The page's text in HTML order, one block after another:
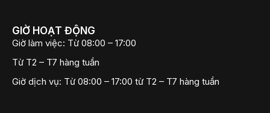
GIỜ HOẠT ĐỘNG
Giờ làm việc: Từ 08:00 – 17:00
Từ T2 – T7 hàng tuần
Giờ dịch vụ: Từ 08:00 – 17:00 từ T2 – T7 hàng tuần